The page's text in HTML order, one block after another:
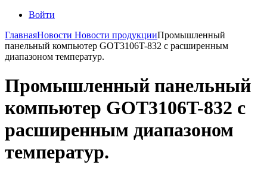
Войти
ГлавнаяНовости Новости продукцииПромышленный
панельный компьютер GOT3106T-832 с расширенным
диапазоном температур.
Промышленный панельный
компьютер GOT3106T-832 с
расширенным диапазоном
температур.